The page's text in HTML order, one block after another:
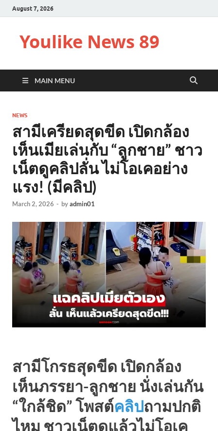
August 7, 2026
Youlike News 89
MAIN MENU
NEWS
สามีเครียดสุดขีด เปิดกล้อง
เห็นเมียเล่นกับ “ลูกชาย” ชาว
เน็ตดูคลิปลั่น ไม่โอเคอย่าง
แรง! (มีคลิป)
March 2, 2026 - byadmin01
สามีโกรธสุดขีด เปิดกล้อง
เห็นภรรยา-ลูกชาย นั่งเล่นกัน
“ใกล้ชิด” โพสต์คลิปถามปกติ
ไหม ชาวเน็ตดูแล้วไม่โอเค